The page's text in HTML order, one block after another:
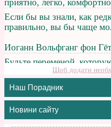
Щоб додати
Наш Порадник
Новини сайту